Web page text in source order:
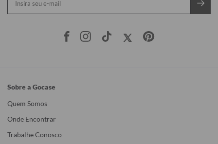
Sobre a Gocase
Quem Somos
Onde Encontrar
Trabalhe Conosco